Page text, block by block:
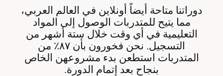
دوراتنا متاحة أيضاً أونلاين في العالم العربي،
مما يتيح للمتدربات الوصول إلى المواد
التعليمية في أي وقت خلال ستة أشهر من
التسجيل. نحن فخورون بأن ٨٧٪؜ من
المتدربات استطعن بدء مشروعهن الخاص
بنجاح بعد إتمام الدورة.